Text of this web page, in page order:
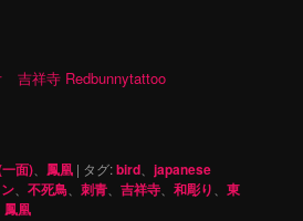
吉祥寺 Redbunnytattoo
面) 鳳凰 | タグ:bird 、japanese
、不死鳥 、刺青 、吉祥寺 、和彫り 、東
鳳凰